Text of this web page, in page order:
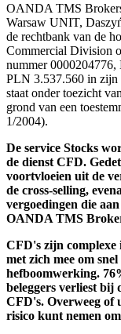
OANDA TMS
Warsaw UNIT,
de rechtbank van de
Commercial Division
nummer 0000204776,
PLN 3.537.560 in
staat onder toezicht
grond van een
1/2004).
De service Stocks
de dienst CFD.
voortvloeien uit de
de cross-selling,
vergoedingen die
OANDA TMS
CFD's zijn complexe
met zich mee om
hefboomwerking.
beleggers verliest bij
CFD's. Overweeg of
risico kunt nemen